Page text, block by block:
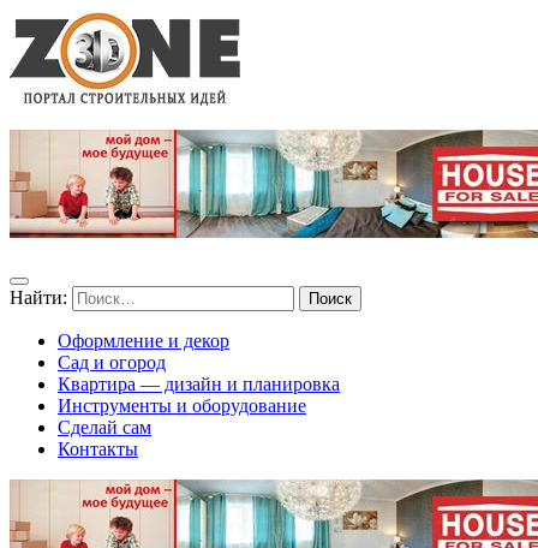
Найти:
Оформление и декор
Сад и огород
Квартира — дизайн и планировка
Инструменты и оборудование
Сделай сам
Контакты